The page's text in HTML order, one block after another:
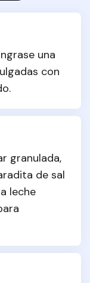
una
con
granulada,
de sal
leche